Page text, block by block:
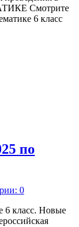
Смотрите
6 класс
по
0
6 класс. Новые